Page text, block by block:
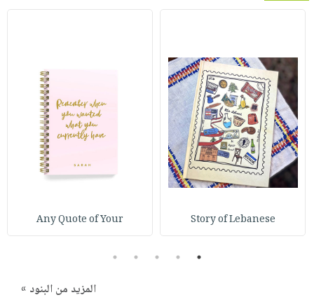
Story of Lebanese
Any Quote of Your
1
2
3
4
5
المزيد من البنود »